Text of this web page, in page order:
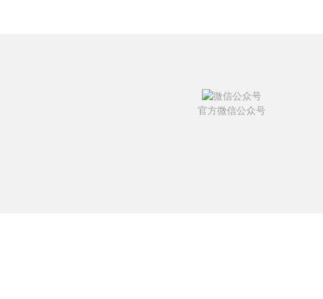
官方微信公众号